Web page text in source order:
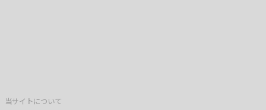
当サイトについて